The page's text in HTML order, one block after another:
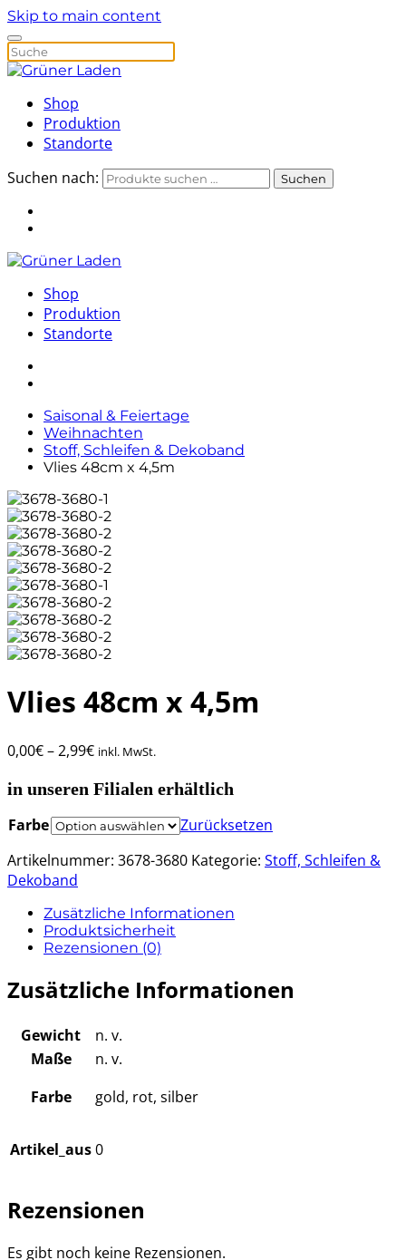
Skip to main content
Shop
Produktion
Standorte
Suchen nach:
Suchen
Shop
Produktion
Standorte
Saisonal & Feiertage
Weihnachten
Stoff, Schleifen & Dekoband
Vlies 48cm x 4,5m
Vlies 48cm x 4,5m
0,00€–2,99€ inkl. MwSt.
in unseren Filialen erhältlich
Farbe
Zurücksetzen
Artikelnummer: 3678-3680 Kategorie: Stoff, Schleifen &
Dekoband
Zusätzliche Informationen
Produktsicherheit
Rezensionen (0)
Zusätzliche Informationen
Gewicht
n. v.
Maße
n. v.
Farbe
gold, rot, silber
Artikel_aus0
Rezensionen
Es gibt noch keine Rezensionen.